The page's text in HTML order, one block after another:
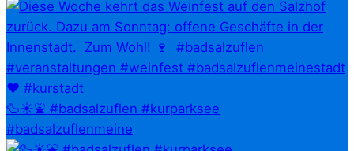
🦆☀️⛲ #badsalzuflen #kurparksee
#badsalzuflenmeine